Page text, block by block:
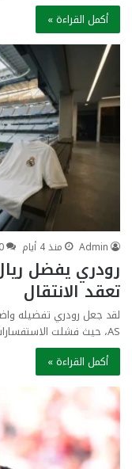
أكمل القراءة »
Admin
منذ 4 أيام 0
رودري يفضل
تعقد الانتقال
لقد جعل رودري تفضيله
AS، حيث فشلت الاستفسارات الأخيرة من برشلونة…
أكمل القراءة »